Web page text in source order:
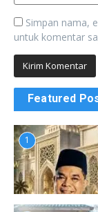
Simpan nama,
untuk komentar
Featured
1